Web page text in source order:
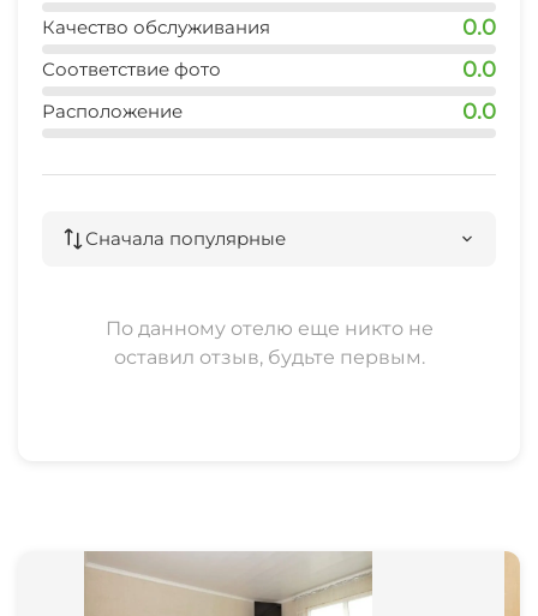
Качество обслуживания 0.0
Соответствие фото 0.0
Расположение 0.0
Сначала популярные
По данному отелю еще никто не
оставил отзыв, будьте первым.